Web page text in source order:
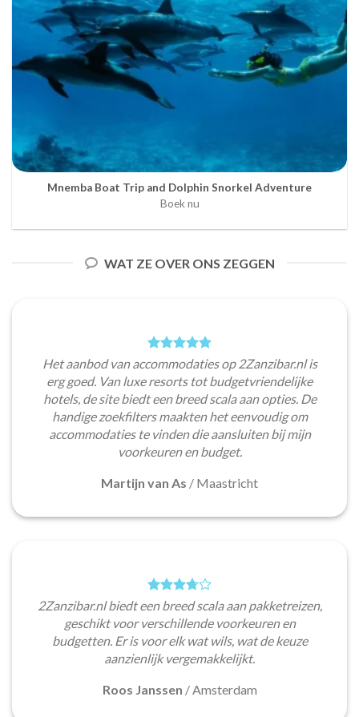
Mnemba Boat Trip and Dolphin Snorkel Adventure
Boek nu
WAT ZE OVER ONS ZEGGEN
Het aanbod van accommodaties op 2Zanzibar.nl is
erg goed. Van luxe resorts tot budgetvriendelijke
hotels, de site biedt een breed scala aan opties. De
handige zoekfilters maakten het eenvoudig om
accommodaties te vinden die aansluiten bij mijn
voorkeuren en budget.
Martijn van As / Maastricht
2Zanzibar.nl biedt een breed scala aan pakketreizen,
geschikt voor verschillende voorkeuren en
budgetten. Er is voor elk wat wils, wat de keuze
aanzienlijk vergemakkelijkt.
Roos Janssen / Amsterdam